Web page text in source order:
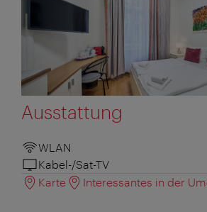
Ausstattung
WLAN
Kabel-/Sat-TV
Karte
Interessantes in der